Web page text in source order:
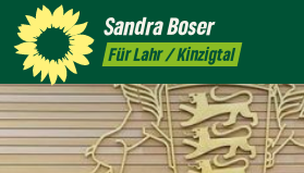
SandraBoser
Für Lahr / Kinzigtal
Presse Kontakt Termine
mich